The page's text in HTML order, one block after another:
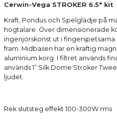
Cerwin-Vega STROKER 6.5" kit
Kraft, Pondus och Spelglädje på
högtalare. Över dimensionerade
ingenjörskonst ut i
fram. Midbasen har en kraftig
aluminium korg. I filtret används
används 1” Silk Dome Stroker
ljudet.
Rek slutsteg effekt 100-300W rms